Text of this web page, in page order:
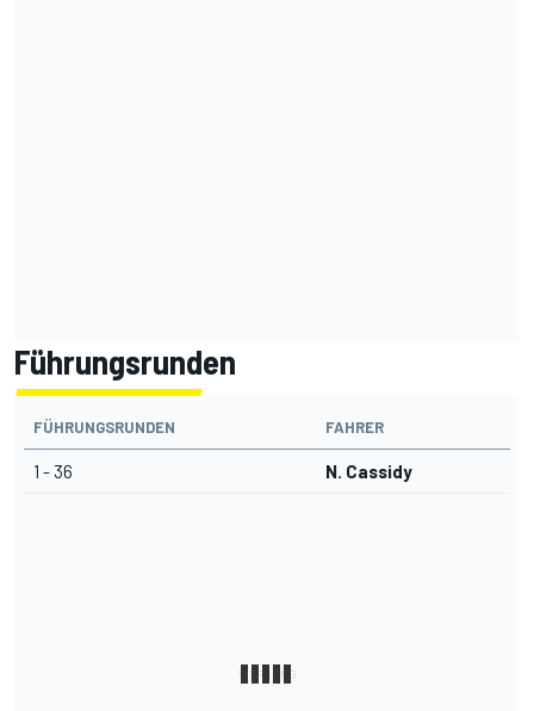
Führungsrunden
FÜHRUNGSRUNDEN FAHRER
1 - 36 N. Cassidy